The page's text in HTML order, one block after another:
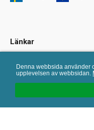
Denna webbsida använder
upplevelsen av webbsidan.
Länkar
Om oss
Köpvillkor
Bloggen